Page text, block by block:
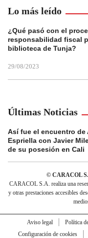
Lo más leído
¿Qué pasó con el
responsabilidad fiscal
biblioteca de Tunja?
29/08/2023
Últimas Noticias
Así fue el encuentro de
Espriella con Javier
de su posesión en Cali
© CARACOL
CARACOL S.A. realiza una
y otras prestaciones accesibles
Aviso legal Política
Configuración de cookies